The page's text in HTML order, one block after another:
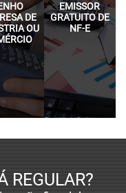
DE
OU
EMISSOR
GRATUITO DE
NF-E
REGULAR?